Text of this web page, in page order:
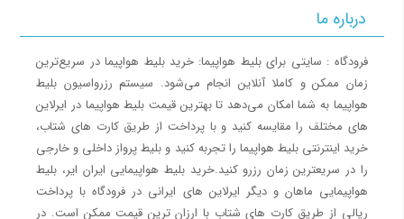
بلیط هواپیما کیش به اهواز
بلیط هواپیما کیش به بندرعباس
مسیرهای منتخب بلیط هواپیما و چارتر 4
بلیط هواپیما اهواز به تهران
بلیط هواپیما اهواز به مشهد
بلیط هواپیما اصفهان به تهران
بلیط هواپیما اصفهان به مشهد
درباره ما
فرودگاه : سایتی برای بلیط هواپیما: خرید بلیط هواپیما در سریع‌ترین
زمان ممکن و کاملا آنلاین انجام می‌شود. سیستم رزرواسیون بلیط
هواپیما به شما امکان می‌دهد تا بهترین قیمت بلیط هواپیما در ایرلاین
های مختلف را مقایسه کنید و با پرداخت از طریق کارت های شتاب،
خرید اینترنتی بلیط هواپیما را تجربه کنید و بلیط پرواز داخلی و خارجی
را در سریعترین زمان رزرو کنید.خرید بلیط هواپیمایی ایران ایر، بلیط
هواپیمایی ماهان و دیگر ایرلاین های ایرانی در فرودگاه با پرداخت
ریالی از طریق کارت های شتاب با ارزان ترین قیمت ممکن است. در